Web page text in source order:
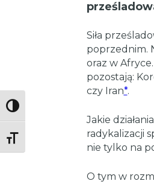
Toggle High Contrast
Toggle Font size
Siła
poprzednim.
oraz w
pozostają:
czy Iran*.
Jakie
radykalizacji
nie tylko na
O tym w